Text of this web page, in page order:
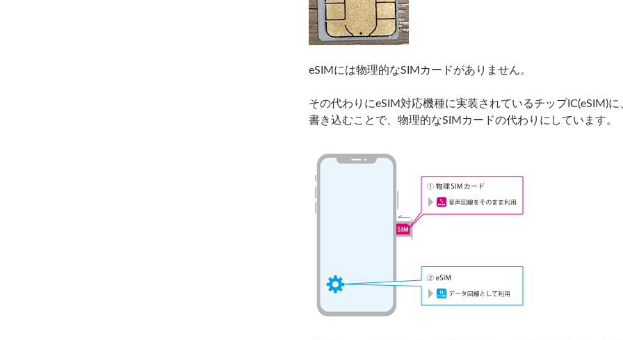
eSIMには物理的なSIMカードがありません。
その代わりにeSIM対応機種に実装されているチップIC(eSIM)
書き込むことで、物理的なSIMカードの代わりにしています。